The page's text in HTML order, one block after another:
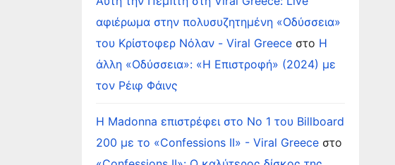
αφιέρωμα στην πολυσυζητημένη «Οδύσσεια»
του Κρίστοφερ Νόλαν - Viral Greece στο Η
άλλη «Οδύσσεια»: «Η Επιστροφή» (2024) με
τον Ρέιφ Φάινς
Η Madonna επιστρέφει στο Νο 1 του Billboard
200 με το «Confessions II» - Viral Greece στο